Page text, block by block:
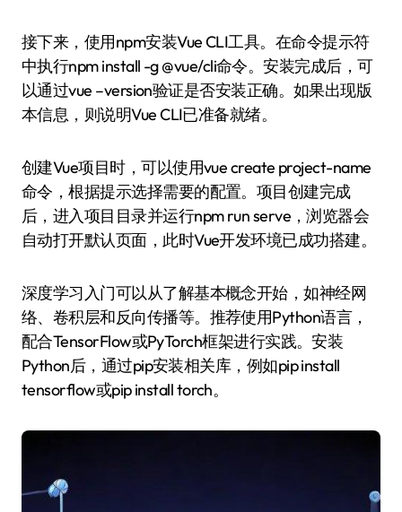
接下来，使用npm安装Vue CLI工具。在命令提示符
中执行npm install -g @vue/cli命令。安装完成后，可
以通过vue –version验证是否安装正确。如果出现版
本信息，则说明Vue CLI已准备就绪。
创建Vue项目时，可以使用vue create project-name
命令，根据提示选择需要的配置。项目创建完成
后，进入项目目录并运行npm run serve，浏览器会
自动打开默认页面，此时Vue开发环境已成功搭建。
深度学习入门可以从了解基本概念开始，如神经网
络、卷积层和反向传播等。推荐使用Python语言，
配合TensorFlow或PyTorch框架进行实践。安装
Python后，通过pip安装相关库，例如pip install
tensorflow或pip install torch。